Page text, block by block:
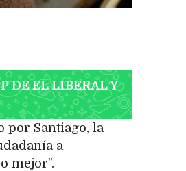
DE EL LIBERAL Y
por Santiago, la
a
mejor".